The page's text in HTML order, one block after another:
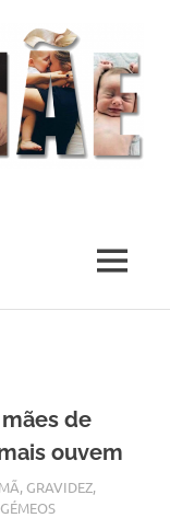
MENU
de
ouvem
, GRAVIDEZ,